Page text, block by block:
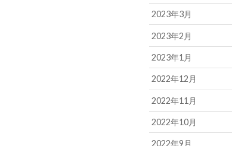
2023年3月
2023年2月
2023年1月
2022年12月
2022年11月
2022年10月
2022年9月